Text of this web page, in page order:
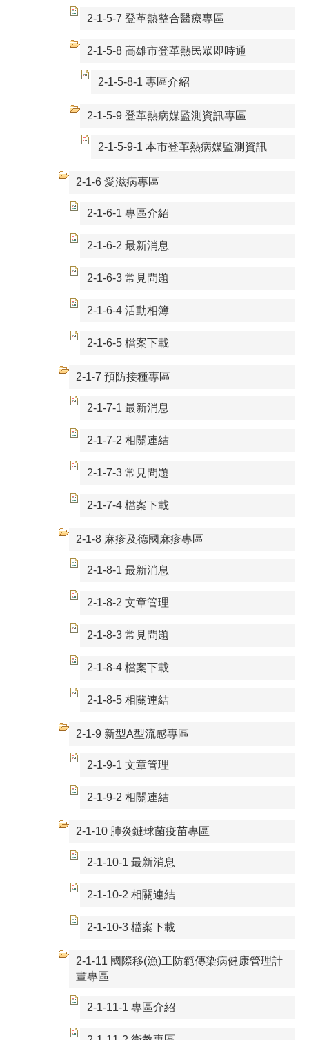
2-1-5-7 登革熱整合醫療專區
2-1-5-8 高雄市登革熱民眾即時通
2-1-5-8-1 專區介紹
2-1-5-9 登革熱病媒監測資訊專區
2-1-5-9-1 本市登革熱病媒監測資訊
2-1-6 愛滋病專區
2-1-6-1 專區介紹
2-1-6-2 最新消息
2-1-6-3 常見問題
2-1-6-4 活動相簿
2-1-6-5 檔案下載
2-1-7 預防接種專區
2-1-7-1 最新消息
2-1-7-2 相關連結
2-1-7-3 常見問題
2-1-7-4 檔案下載
2-1-8 麻疹及德國麻疹專區
2-1-8-1 最新消息
2-1-8-2 文章管理
2-1-8-3 常見問題
2-1-8-4 檔案下載
2-1-8-5 相關連結
2-1-9 新型A型流感專區
2-1-9-1 文章管理
2-1-9-2 相關連結
2-1-10 肺炎鏈球菌疫苗專區
2-1-10-1 最新消息
2-1-10-2 相關連結
2-1-10-3 檔案下載
2-1-11 國際移(漁)工防範傳染病健康管理計
畫專區
2-1-11-1 專區介紹